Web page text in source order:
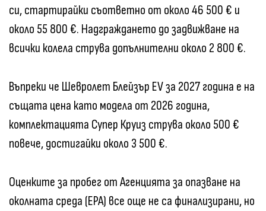
си, стартирайки съответно от около 46 500 € и
около 55 800 €. Надграждането до задвижване на
всички колела струва допълнителни около 2 800 €.
Въпреки че Шевролет Блейзър EV за 2027 година е на
същата цена като модела от 2026 година,
комплектацията Супер Круиз струва около 500 €
повече, достигайки около 3 500 €.
Оценките за пробег от Агенцията за опазване на
околната среда (EPA) все още не са финализирани, но